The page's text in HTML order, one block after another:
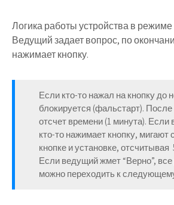
Логика работы устройствав режиме
Ведущий задает вопрос, по
нажимает кнопку.
Если кто-то нажал на кнопку до
блокируется (фальстарт). После
отсчет времени (1 минута). Если
кто-то нажимает кнопку, мигают
кнопке и установке, отсчитывая
Если ведущий жмет “Верно”,
можно переходить к